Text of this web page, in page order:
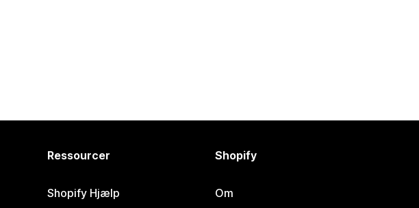
Ressourcer
Shopify Hjælp
Shopify
Om